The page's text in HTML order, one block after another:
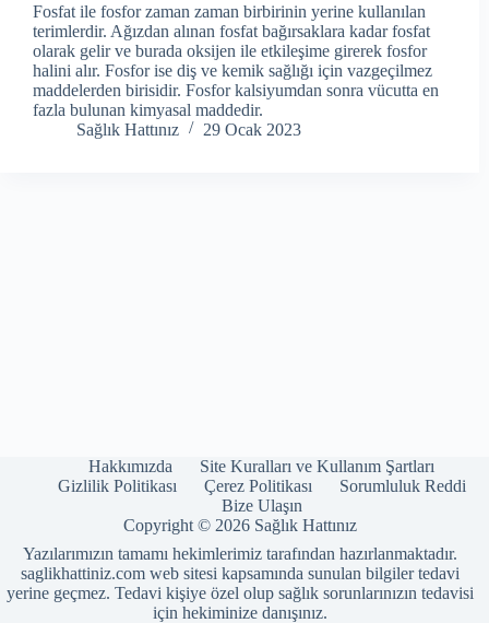
Fosfat ile fosfor zaman zaman birbirinin yerine kullanılan
terimlerdir. Ağızdan alınan fosfat bağırsaklara kadar fosfat
olarak gelir ve burada oksijen ile etkileşime girerek fosfor
halini alır. Fosfor ise diş ve kemik sağlığı için vazgeçilmez
maddelerden birisidir. Fosfor kalsiyumdan sonra vücutta en
fazla bulunan kimyasal maddedir.
Sağlık Hattınız
29 Ocak 2023
Hakkımızda
Site Kuralları ve Kullanım Şartları
Gizlilik Politikası
Çerez Politikası
Sorumluluk Reddi
Bize Ulaşın
Copyright © 2026 Sağlık Hattınız
Yazılarımızın tamamı hekimlerimiz tarafından hazırlanmaktadır.
saglikhattiniz.com web sitesi kapsamında sunulan bilgiler tedavi
yerine geçmez. Tedavi kişiye özel olup sağlık sorunlarınızın tedavisi
için hekiminize danışınız.